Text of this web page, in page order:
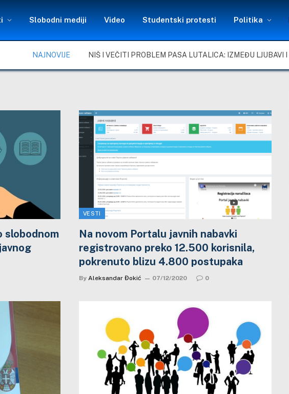
Slobodni mediji Video Studentski protesti Politika
NAJNOVIJE
slobodnom
VESTI
Na novom Portalu javnih nabavki
registrovano preko 12.500 korisnila,
pokrenuto blizu 4.800 postupaka
By Aleksandar Đokić 07/12/2020 0